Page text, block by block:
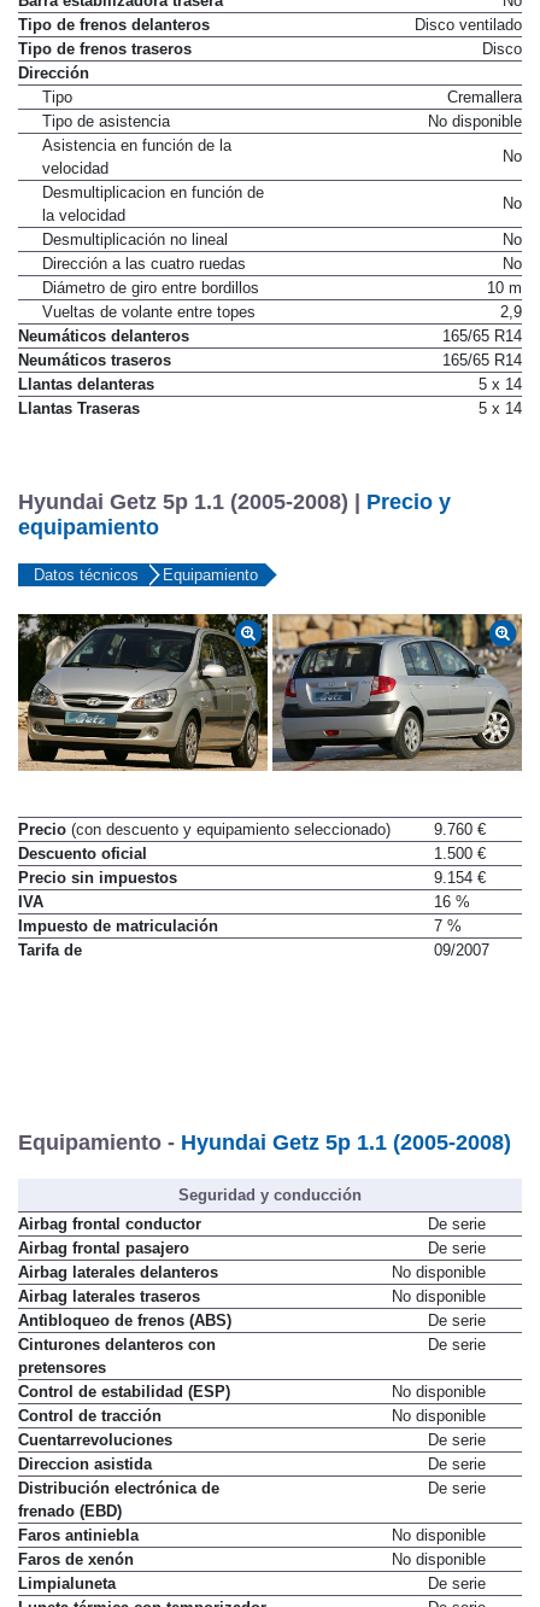
Tipo de frenos delanteros
Disco ventilado
Tipo de frenos traseros
Disco
Dirección
Tipo
Cremallera
Tipo de asistencia
No disponible
Asistencia en función de la
velocidad
No
Desmultiplicacion en función de
la velocidad
No
Desmultiplicación no lineal
No
Dirección a las cuatro ruedas
No
Diámetro de giro entre bordillos
10 m
Vueltas de volante entre topes
2,9
Neumáticos delanteros
165/65 R14
Neumáticos traseros
165/65 R14
Llantas delanteras
5 x 14
Llantas Traseras
5 x 14
Hyundai Getz 5p 1.1 (2005-2008) | Precio y
equipamiento
Datos técnicos Equipamiento
Precio (con descuento y equipamiento seleccionado)
9.760 €
Descuento oficial
1.500 €
Precio sin impuestos
9.154 €
IVA
16 %
Impuesto de matriculación
7 %
Tarifa de
09/2007
Equipamiento - Hyundai Getz 5p 1.1 (2005-2008)
Seguridad y conducción
Airbag frontal conductor
De serie
Airbag frontal pasajero
De serie
Airbag laterales delanteros
No disponible
Airbag laterales traseros
No disponible
Antibloqueo de frenos (ABS)
De serie
Cinturones delanteros con
pretensores
De serie
Control de estabilidad (ESP)
No disponible
Control de tracción
No disponible
Cuentarrevoluciones
De serie
Direccion asistida
De serie
Distribución electrónica de
frenado (EBD)
De serie
Faros antiniebla
No disponible
Faros de xenón
No disponible
Limpialuneta
De serie